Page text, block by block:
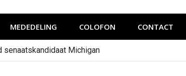
MEDEDELING COLOFON CONTACT
senaatskandidaat Michigan